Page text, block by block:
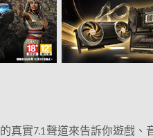
真實7.1聲道來告訴你遊戲